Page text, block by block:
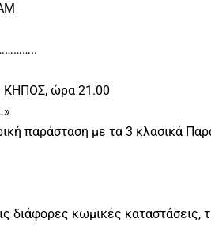
ΚΗΠΟΣ, ώρα 21.00
παράσταση με τα 3 κλασικά
διάφορες κωμικές καταστάσεις,